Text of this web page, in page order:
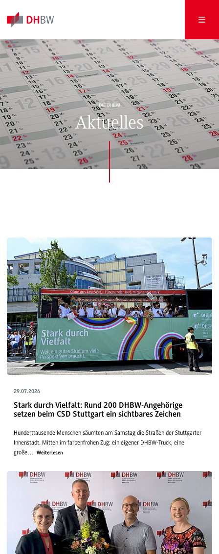
DIE DHBW
Aktuelles
29.07.2026
Stark durch Vielfalt: Rund 200 DHBW-Angehörige
setzen beim CSD Stuttgart ein sichtbares Zeichen
Hunderttausende Menschen säumten am Samstag die Straßen der Stuttgarter
Innenstadt. Mitten im farbenfrohen Zug: ein eigener DHBW-Truck, eine
große…
Weiterlesen